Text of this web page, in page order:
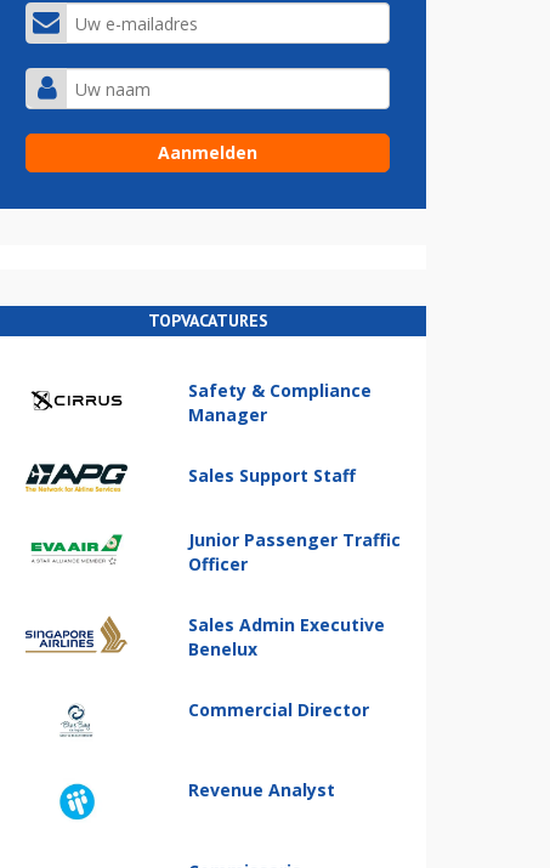
TOPVACATURES
Safety & Compliance
Manager
Sales Support Staff
Junior Passenger Traffic
Officer
Sales Admin Executive
Benelux
Commercial Director
Revenue Analyst